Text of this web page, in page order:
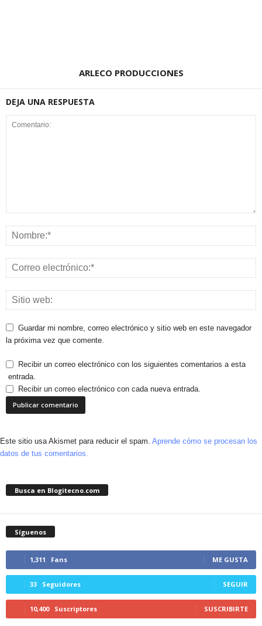
ARLECO PRODUCCIONES
DEJA UNA RESPUESTA
Guardar mi nombre, correo electrónico y sitio web en este navegador
la próxima vez que comente.
Recibir un correo electrónico con los siguientes comentarios a esta
entrada.
Recibir un correo electrónico con cada nueva entrada.
Este sitio usa Akismet para reducir el spam. Aprende cómo se procesan los
datos de tus comentarios.
Busca en Blogitecno.com
Síguenos
1,311 Fans ME GUSTA
33 Seguidores SEGUIR
10,400 Suscriptores SUSCRIBIRTE